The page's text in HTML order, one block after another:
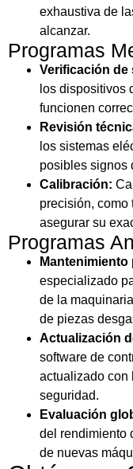
exhaustiva de
alcanzar.
Programas
Verificación de
los dispositivos
funcionen
Revisión
los sistemas
posibles signos
Calibración:
precisión, como
asegurar su
Programas
especializado
de la
de piezas
Actualización
software de
actualizado con
seguridad.
Evaluación
del rendimiento
de nuevas